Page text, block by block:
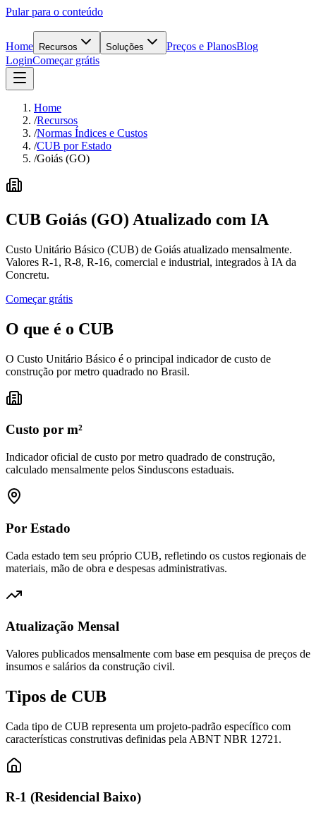
Pular para o conteúdo
Home Recursos Soluções Preços e PlanosBlog
LoginComeçar grátis
Home
/Recursos
/Normas Índices e Custos
/CUB por Estado
/Goiás (GO)
CUB Goiás (GO) Atualizado com IA
Custo Unitário Básico (CUB) de Goiás atualizado mensalmente.
Valores R-1, R-8, R-16, comercial e industrial, integrados à IA da
Concretu.
Começar grátis
O que é o CUB
O Custo Unitário Básico é o principal indicador de custo de
construção por metro quadrado no Brasil.
Custo por m²
Indicador oficial de custo por metro quadrado de construção,
calculado mensalmente pelos Sinduscons estaduais.
Por Estado
Cada estado tem seu próprio CUB, refletindo os custos regionais de
materiais, mão de obra e despesas administrativas.
Atualização Mensal
Valores publicados mensalmente com base em pesquisa de preços de
insumos e salários da construção civil.
Tipos de CUB
Cada tipo de CUB representa um projeto-padrão específico com
características construtivas definidas pela ABNT NBR 12721.
R-1 (Residencial Baixo)